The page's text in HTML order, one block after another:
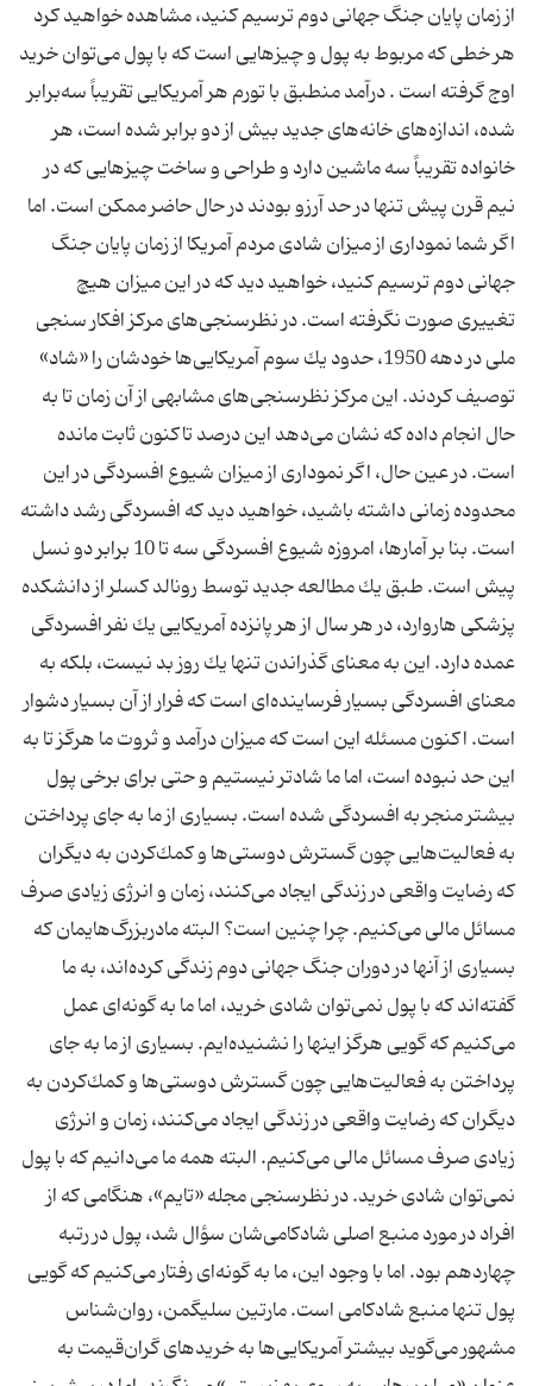
از زمان پایان جنگ جهانی دوم ترسیم كنید، ‌مشاهده خواهید كرد
هر خطی كه مربوط به پول و چیزهایی است كه با پول می‌توان خرید
اوج گرفته است . درآمد منطبق با تورم هر آمریكایی تقریباً سه‌برابر
شده، ‌اندازه‌های خانه‌های جدید بیش از دو برابر شده است، هر
خانواده تقریباً سه ماشین دارد و طراحی و ساخت چیزهایی كه در
نیم قرن پیش تنها در حد آرزو بودند در حال حاضر ممكن است. اما
اگر شما نموداری از میزان شادی مردم آمریكا از زمان پایان جنگ
جهانی دوم ترسیم كنید، خواهید دید كه در این میزان هیچ
تغییری صورت نگرفته است. در نظرسنجی‌های مركز افكار سنجی
ملی در دهه 1950، حدود یك سوم آمریكایی‌ها خودشان را «شاد»
توصیف كردند. این مركز نظرسنجی‌های مشابهی از آن زمان تا به
حال انجام داده كه نشان می‌دهد این درصد تاكنون ثابت مانده
است. در عین حال، اگر نموداری از میزان شیوع افسردگی در این
محدوده زمانی داشته باشید، خواهید دید كه افسردگی رشد داشته
است. بنا بر آمارها، امروزه شیوع افسردگی سه تا 10 برابر دو نسل
پیش است. طبق یك مطالعه جدید توسط رونالد كسلر از دانشكده
پزشكی هاروارد، در هر سال از هر پانزده آمریكایی یك نفر افسردگی
عمده دارد. این به معنای گذراندن تنها یك روز بد نیست، بلكه به
معنای افسردگی بسیار فرساینده‌ای است كه فرار از آن بسیار دشوار
است. اكنون مسئله این است كه میزان درآمد و ثروت ما هرگز تا به
این حد نبوده است، اما ما شادتر نیستیم و حتی برای برخی پول
بیشتر منجر به افسردگی شده است. بسیاری از ما به جای پرداختن
به فعالیت‌هایی چون گسترش دوستی‌ها و كمك‌كردن به دیگران
كه رضایت واقعی در زندگی ایجاد می‌كنند، زمان و انرژی زیادی صرف
مسائل مالی می‌كنیم. چرا چنین است؟ البته مادربزرگ‌هایمان كه
بسیاری از آنها در دوران جنگ جهانی دوم زندگی كرده‌اند، به ما
گفته‌اند كه با پول نمی‌توان شادی خرید، اما ما به گونه‌ای عمل
می‌كنیم كه گویی هرگز اینها را نشنیده‌ایم. بسیاری از ما به جای
پرداختن به فعالیت‌هایی چون گسترش دوستی‌ها و كمك‌كردن به
دیگران كه رضایت واقعی در زندگی ایجاد می‌كنند، زمان و انرژی
زیادی صرف مسائل مالی می‌كنیم. البته همه ما می‌دانیم كه با پول
نمی‌توان شادی خرید. در نظرسنجی مجله «تایم»، هنگامی كه از
افراد در مورد منبع اصلی شادكامی‌شان سؤال شد، پول در رتبه
چهاردهم بود. اما با وجود این، ما به گونه‌ای رفتار می‌كنیم كه گویی
پول تنها منبع شادكامی است. مارتین سلیگمن، روان‌شناس
مشهور می‌گوید بیشتر آمریكایی‌ها به خریدهای گران‌قیمت به